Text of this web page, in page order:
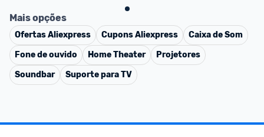
Mais opções
OfertasAliexpress CuponsAliexpress
Caixa de Som
Fone de ouvido
Home Theater
Projetores
Soundbar
Suporte para TV